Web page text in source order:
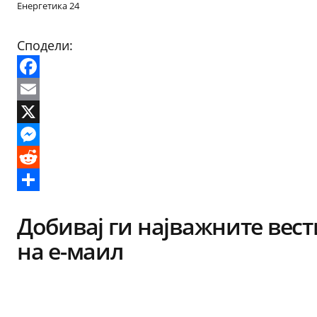
Енергетика 24
Сподели:
Facebook
Email
X
Messenger
Reddit
Добивај ги најважните
на е-маил